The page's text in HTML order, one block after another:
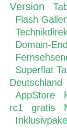
Version
Flash
Domain-
Superflat
Deutschland
AppStore
rc1
gratis